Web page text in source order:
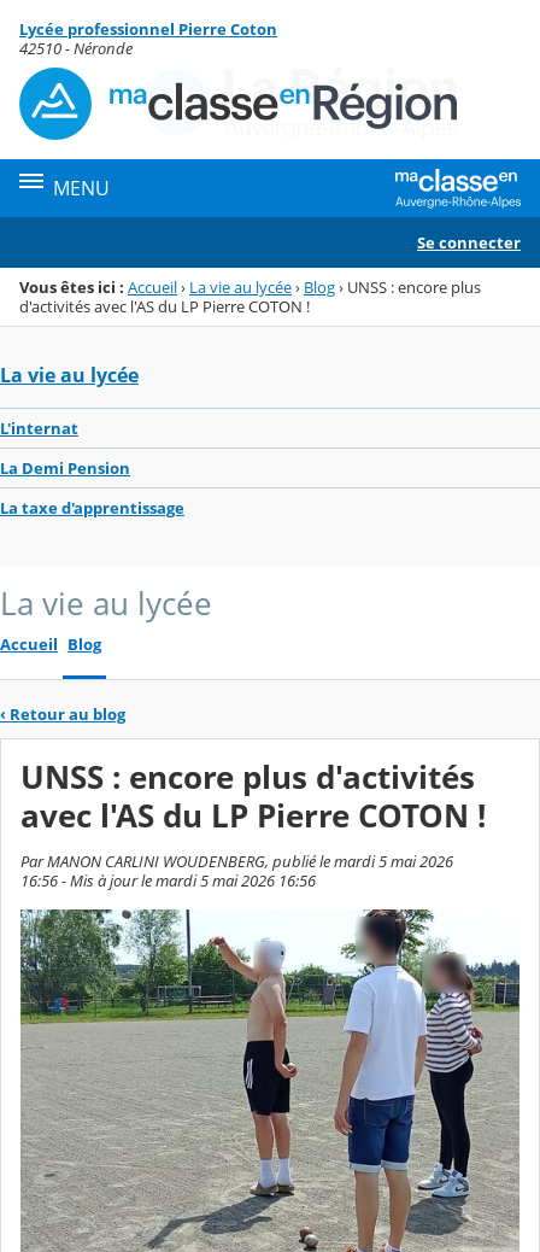
Menu de la rubrique
Contenu
Lycée professionnel Pierre Coton
42510 - Néronde
MENU
Se connecter
Vous êtes ici : Accueil› La vie au lycée› Blog› UNSS : encore plus
d'activités avec l'AS du LP Pierre COTON !
La vie au lycée
L'internat
La Demi Pension
La taxe d'apprentissage
La vie au lycée
Accueil Blog
‹ Retour au blog
UNSS : encore plus d'activités
avec l'AS du LP Pierre COTON !
Par MANON CARLINI WOUDENBERG, publié le mardi 5 mai 2026
16:56 - Mis à jour le mardi 5 mai 2026 16:56